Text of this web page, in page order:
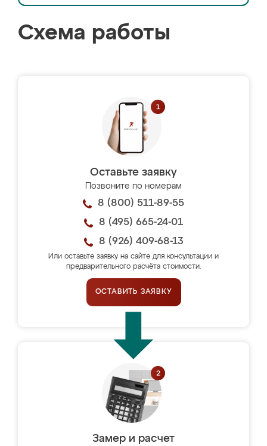
Схема работы
Оставьте заявку
Позвоните по номерам
8 (800) 511-89-55
8 (495) 665-24-01
8 (926) 409-68-13
Или оставьте заявку на сайте для консультации и
предварительного расчёта стоимости.
ОСТАВИТЬ ЗАЯВКУ
Замер и расчет